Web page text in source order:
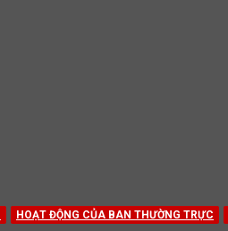
HOẠT ĐỘNG CỦA BAN THƯỜNG TRỰC